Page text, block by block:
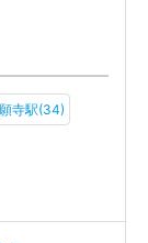
寺駅(34)